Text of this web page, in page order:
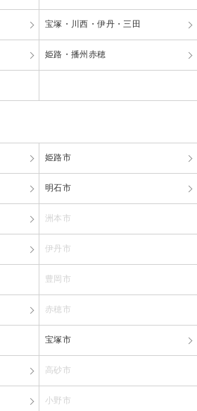
宝塚・川西・伊丹・三田
姫路・播州赤穂
姫路市
明石市
洲本市
伊丹市
豊岡市
赤穂市
宝塚市
高砂市
小野市